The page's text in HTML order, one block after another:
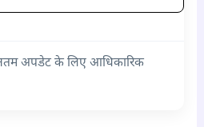
अपडेट के लिए आधिकारिक